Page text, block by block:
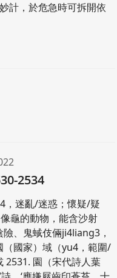
計，於危急時可拆開依
2534
，迷亂/迷惑；懷疑/疑
龜的動物，能含沙射
、鬼蜮伎倆ji4liang3，
（國家）域（yu4，範圍/
2531. 園（宋代詩人葉